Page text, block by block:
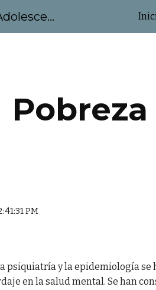
Skip to main content
Psiquiatría Infantil y de la Adolescencia
PM
psiquiatría y la epidemiología
en la salud mental. Se han